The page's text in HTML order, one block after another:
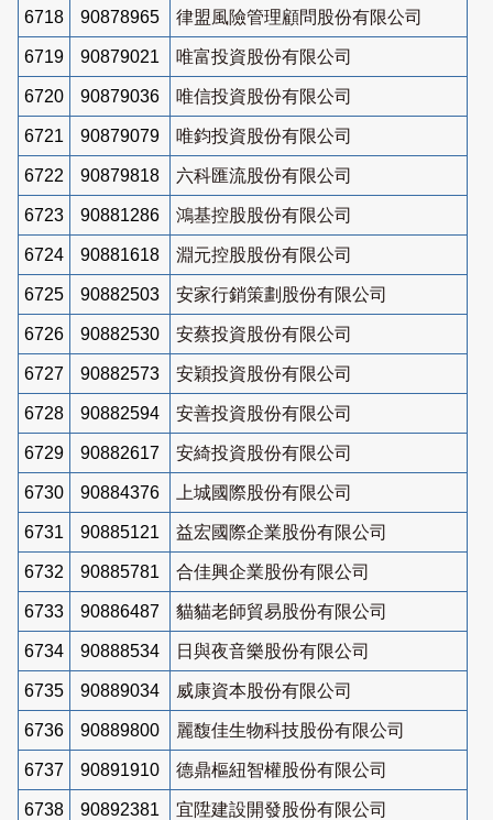
6718 90878965 律盟風險管理顧問股份有限公司
6719 90879021 唯富投資股份有限公司
6720 90879036 唯信投資股份有限公司
6721 90879079 唯鈞投資股份有限公司
6722 90879818 六科匯流股份有限公司
6723 90881286 鴻基控股股份有限公司
6724 90881618 淵元控股股份有限公司
6725 90882503 安家行銷策劃股份有限公司
6726 90882530 安蔡投資股份有限公司
6727 90882573 安穎投資股份有限公司
6728 90882594 安善投資股份有限公司
6729 90882617 安綺投資股份有限公司
6730 90884376 上城國際股份有限公司
6731 90885121 益宏國際企業股份有限公司
6732 90885781 合佳興企業股份有限公司
6733 90886487 貓貓老師貿易股份有限公司
6734 90888534 日與夜音樂股份有限公司
6735 90889034 威康資本股份有限公司
6736 90889800 麗馥佳生物科技股份有限公司
6737 90891910 德鼎樞紐智權股份有限公司
6738 90892381 宜陞建設開發股份有限公司